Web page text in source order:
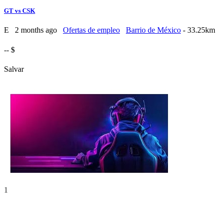
GT vs CSK
E 2 months ago Ofertas de empleo Barrio de México - 33.25km
-- $
Salvar
1